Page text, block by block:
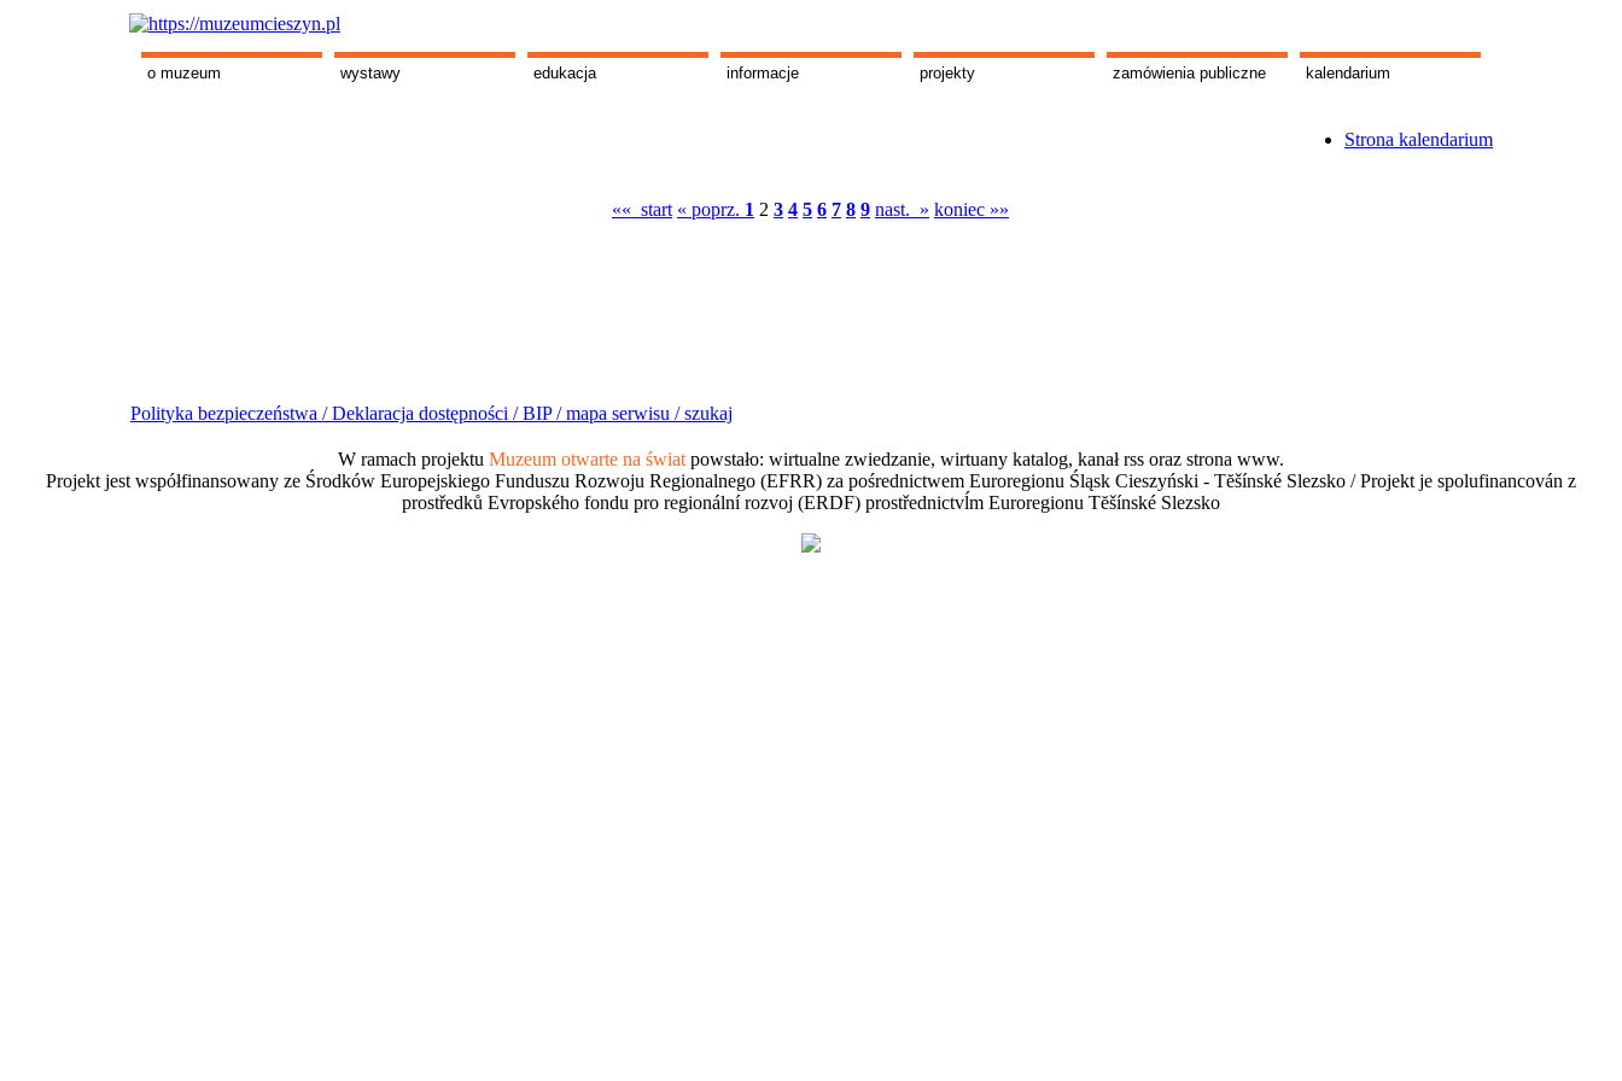
o muzeum wystawy edukacja informacje projekty zamówienia publiczne kalendarium
Strona kalendarium
«« start « poprz. 1 2 3 4 5 6 7 8 9 nast. » koniec »»
Polityka bezpieczeństwa /Deklaracja dostępności /BIP /mapa serwisu /szukaj
W ramach projektu Muzeum otwarte na świat powstało: wirtualne zwiedzanie, wirtuany katalog, kanał rss oraz strona www.
Projekt jest współfinansowany ze Środków Europejskiego Funduszu Rozwoju Regionalnego (EFRR) za pośrednictwem Euroregionu Śląsk Cieszyński - Tĕšínské Slezsko / Projekt je spolufinancován z
prostředků Evropského fondu pro regionální rozvoj (ERDF) prostřednictvĺm Euroregionu Tĕšínské Slezsko